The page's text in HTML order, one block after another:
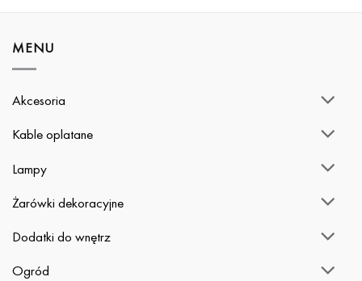
MENU
Akcesoria
Kable oplatane
Lampy
Żarówki dekoracyjne
Dodatki do wnętrz
Ogród